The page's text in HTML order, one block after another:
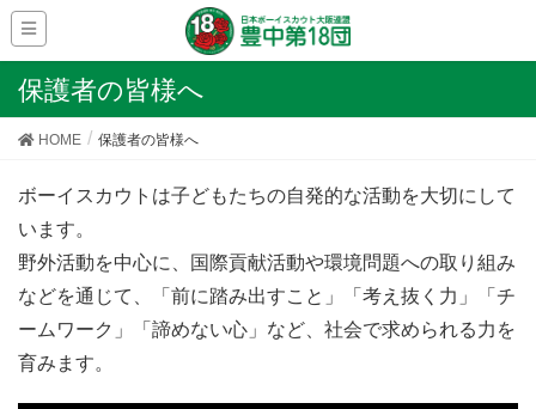
保護者の皆様へ
HOME 保護者の皆様へ
ボーイスカウトは子どもたちの自発的な活動を大切にして
います。
野外活動を中心に、国際貢献活動や環境問題への取り組み
などを通じて、「前に踏み出すこと」「考え抜く力」「チ
ームワーク」「諦めない心」など、社会で求められる力を
育みます。